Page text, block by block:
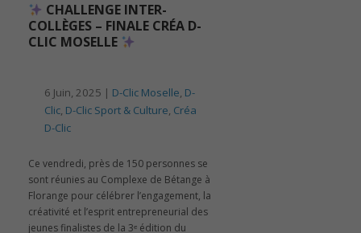
CHALLENGE INTER-
COLLÈGES – FINALE CRÉA D-
CLIC MOSELLE
6 Juin, 2025 | D-Clic Moselle, D-
Clic, D-Clic Sport & Culture, Créa
D-Clic
Ce vendredi, près de 150 personnes se
sont réunies au Complexe de Bétange à
Florange pour célébrer l’engagement, la
créativité et l’esprit entrepreneurial des
jeunes finalistes de la 3ᵉ édition du